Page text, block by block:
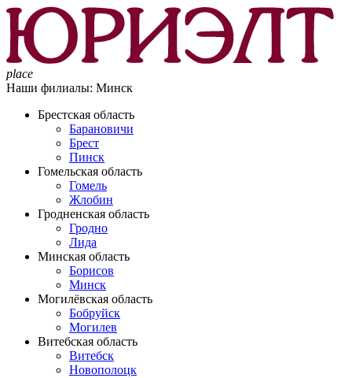
place
Наши филиалы: Минск
Брестская область
Барановичи
Брест
Пинск
Гомельская область
Гомель
Жлобин
Гродненская область
Гродно
Лида
Минская область
Борисов
Минск
Могилёвская область
Бобруйск
Могилев
Витебская область
Витебск
Новополоцк